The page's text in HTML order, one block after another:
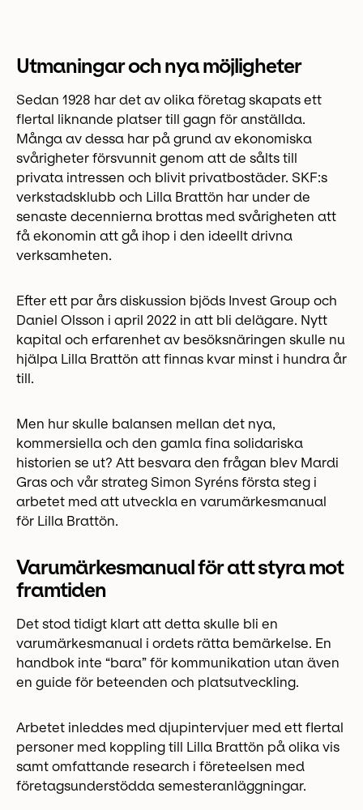
Utmaningar och nya möjligheter
Sedan 1928 har det av olika företag skapats ett
flertal liknande platser till gagn för anställda.
Många av dessa har på grund av ekonomiska
svårigheter försvunnit genom att de sålts till
privata intressen och blivit privatbostäder. SKF:s
verkstadsklubb och Lilla Brattön har under de
senaste decennierna brottas med svårigheten att
få ekonomin att gå ihop i den ideellt drivna
verksamheten.
Efter ett par års diskussion bjöds Invest Group och
Daniel Olsson i april 2022 in att bli delägare. Nytt
kapital och erfarenhet av besöksnäringen skulle nu
hjälpa Lilla Brattön att finnas kvar minst i hundra år
till.
Men hur skulle balansen mellan det nya,
kommersiella och den gamla fina solidariska
historien se ut? Att besvara den frågan blev Mardi
Gras och vår strateg Simon Syréns första steg i
arbetet med att utveckla en varumärkesmanual
för Lilla Brattön.
Varumärkesmanual för att styra mot
framtiden
Det stod tidigt klart att detta skulle bli en
varumärkesmanual i ordets rätta bemärkelse. En
handbok inte “bara” för kommunikation utan även
en guide för beteenden och platsutveckling.
Arbetet inleddes med djupintervjuer med ett flertal
personer med koppling till Lilla Brattön på olika vis
samt omfattande research i företeelsen med
företagsunderstödda semesteranläggningar.